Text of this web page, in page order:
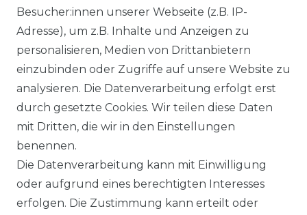
Ähnlicher Artikel
Artikelpaket :
UVP 49,99 €
ab 47,99 € *
Besucher:innen unserer Webseite (z.B. IP-
Adresse), um z.B. Inhalte und Anzeigen zu
personalisieren, Medien von Drittanbietern
einzubinden oder Zugriffe auf unsere Website zu
analysieren. Die Datenverarbeitung erfolgt erst
durch gesetzte Cookies. Wir teilen diese Daten
mit Dritten, die wir in den Einstellungen
benennen.
Die Datenverarbeitung kann mit Einwilligung
oder aufgrund eines berechtigten Interesses
erfolgen. Die Zustimmung kann erteilt oder